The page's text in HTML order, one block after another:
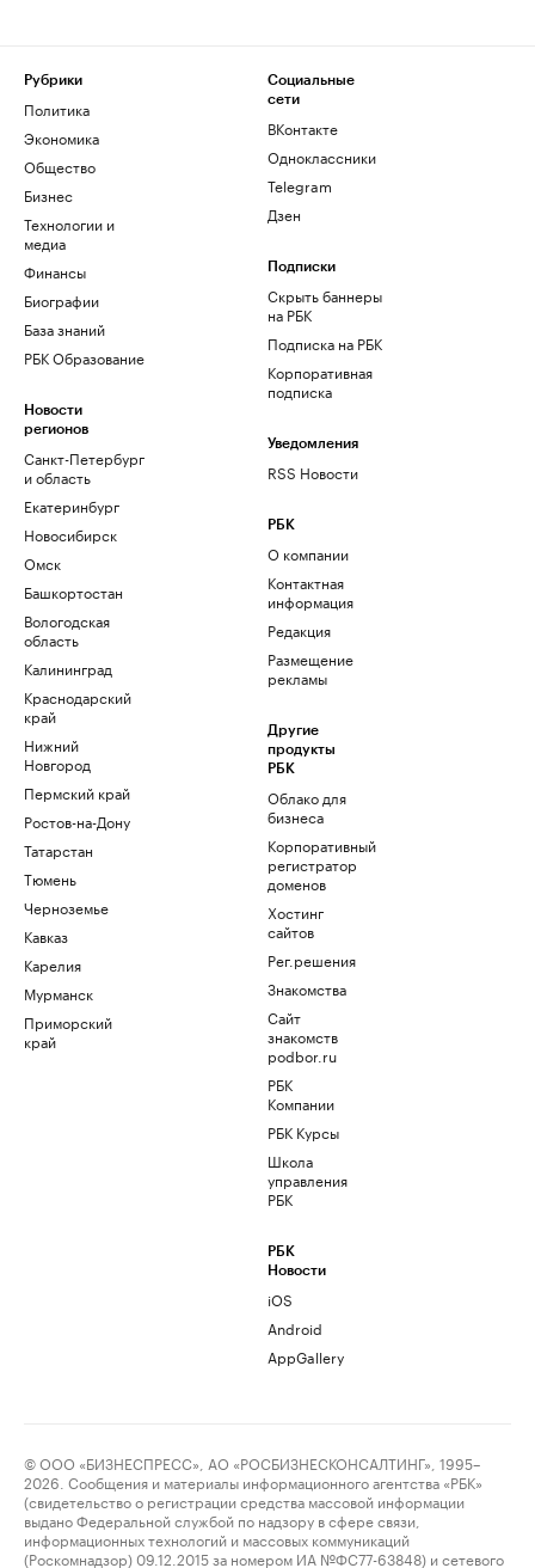
Рубрики
Политика
Экономика
Общество
Бизнес
Технологии и
медиа
Финансы
Биографии
База знаний
РБК Образование
Новости
регионов
Санкт-Петербург
и область
Екатеринбург
Новосибирск
Омск
Башкортостан
Вологодская
область
Калининград
Краснодарский
край
Нижний
Новгород
Пермский край
Ростов-на-Дону
Татарстан
Тюмень
Черноземье
Кавказ
Карелия
Мурманск
Приморский
край
Социальные
сети
ВКонтакте
Одноклассники
Telegram
Дзен
Подписки
Скрыть баннеры
на РБК
Подписка на РБК
Корпоративная
подписка
Уведомления
RSS Новости
РБК
О компании
Контактная
информация
Редакция
Размещение
рекламы
Другие
продукты
РБК
Облако для
бизнеса
Корпоративный
регистратор
доменов
Хостинг
сайтов
Рег.решения
Знакомства
Сайт
знакомств
podbor.ru
РБК
Компании
РБК Курсы
Школа
управления
РБК
РБК
Новости
iOS
Android
AppGallery
© ООО «БИЗНЕСПРЕСС», АО «РОСБИЗНЕСКОНСАЛТИНГ», 1995–
2026. Сообщения и материалы информационного агентства «РБК»
(свидетельство о регистрации средства массовой информации
выдано Федеральной службой по надзору в сфере связи,
информационных технологий и массовых коммуникаций
(Роскомнадзор) 09.12.2015 за номером ИА №ФС77-63848) и сетевого